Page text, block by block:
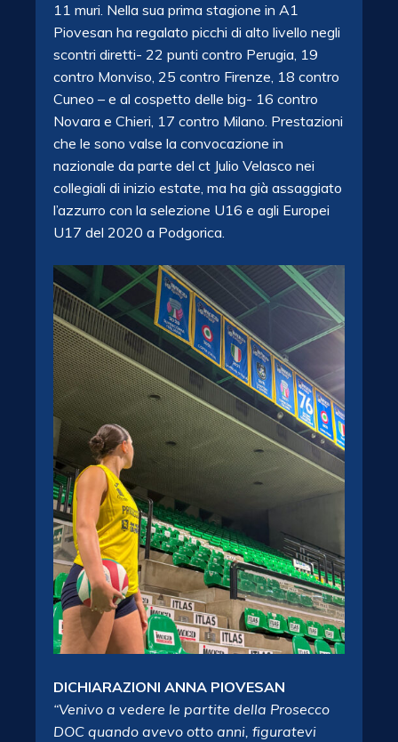
11 muri. Nella sua prima stagione in A1
Piovesan ha regalato picchi di alto livello negli
scontri diretti- 22 punti contro Perugia, 19
contro Monviso, 25 contro Firenze, 18 contro
Cuneo – e al cospetto delle big- 16 contro
Novara e Chieri, 17 contro Milano. Prestazioni
che le sono valse la convocazione in
nazionale da parte del ct Julio Velasco nei
collegiali di inizio estate, ma ha già assaggiato
l’azzurro con la selezione U16 e agli Europei
U17 del 2020 a Podgorica.
DICHIARAZIONI ANNA PIOVESAN
“Venivo a vedere le partite della Prosecco
DOC quando avevo otto anni, figuratevi